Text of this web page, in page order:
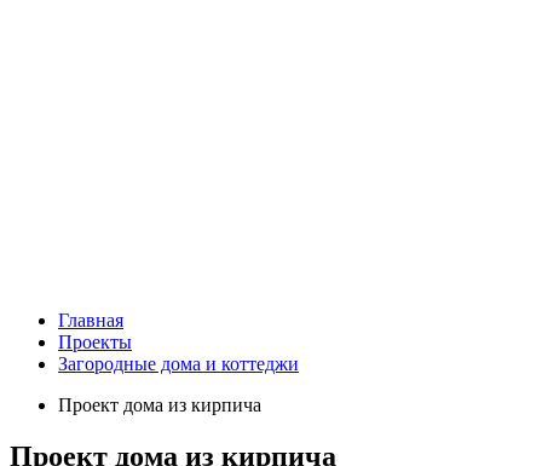
Главная
Проекты
Загородные дома и коттеджи
Проект дома из кирпича
Проект дома из кирпича